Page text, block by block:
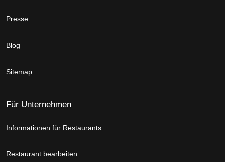
Presse
Blog
Sitemap
Für Unternehmen
Informationen für Restaurants
Restaurant bearbeiten